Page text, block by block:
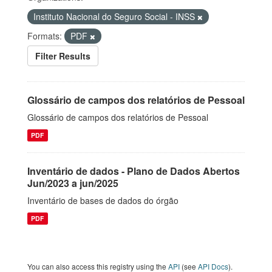
Instituto Nacional do Seguro Social - INSS
Formats:
PDF
Filter Results
Glossário de campos dos relatórios de Pessoal
Glossário de campos dos relatórios de Pessoal
PDF
Inventário de dados - Plano de Dados Abertos
Jun/2023 a jun/2025
Inventário de bases de dados do órgão
PDF
You can also access this registry using the API (see API Docs).